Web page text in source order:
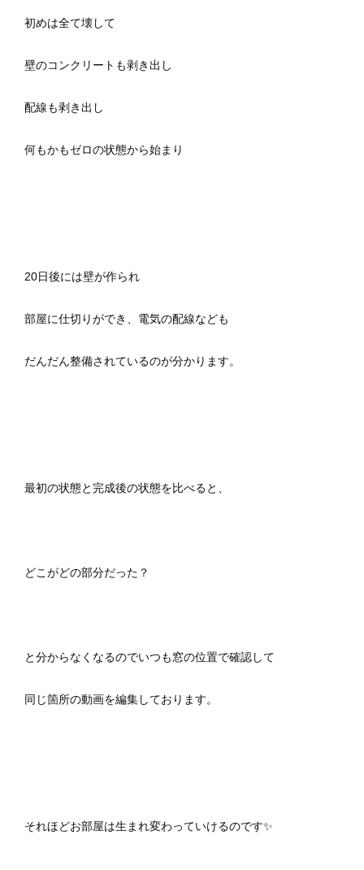
初めは全て壊して
壁のコンクリートも剥き出し
配線も剥き出し
何もかもゼロの状態から始まり
20日後には壁が作られ
部屋に仕切りができ、電気の配線なども
だんだん整備されているのが分かります。
最初の状態と完成後の状態を比べると、
どこがどの部分だった？
と分からなくなるのでいつも窓の位置で確認して
同じ箇所の動画を編集しております。
それほどお部屋は生まれ変わっていけるのです✨